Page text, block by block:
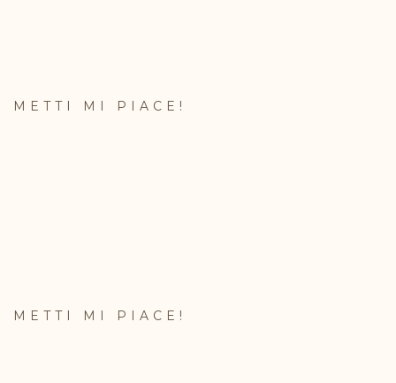
METTI MI PIACE!
METTI MI PIACE!